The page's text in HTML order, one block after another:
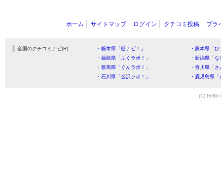
ホーム サイトマップ ログイン クチコミ投稿 プラ
全国のクチコミナビ(R) ・栃木県「栃ナビ！」
・熊本県「
・福島県「ふくラボ！」
・新潟県「
・群馬県「ぐんラボ！」
・香川県「
・石川県「金沢ラボ！」
・鹿児島県
(C) HitBit